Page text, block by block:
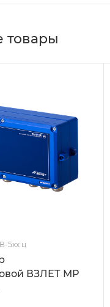
товары
5xx ц
ВЗЛЕТ МР